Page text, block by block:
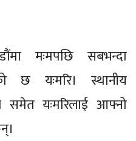
मःमपछि सबभन्दा
छ यःमरि। स्थानीय
समेत यःमरिलाई आफ्नो